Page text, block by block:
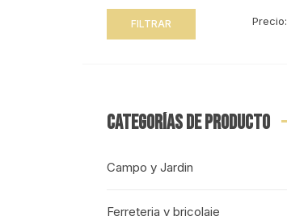
FILTRAR Precio:
CATEGORÍAS DE PRODUCTO
Campo y Jardin
Ferreteria y bricolaje